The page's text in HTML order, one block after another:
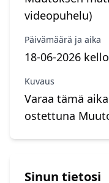
videopuhelu)
Päivämäärä ja aika
18-06-2026
Kuvaus
Varaa tämä
ostettuna
Sinun tietosi